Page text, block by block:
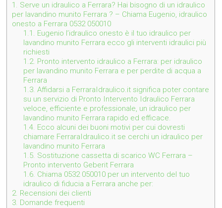
1. Serve un idraulico a Ferrara? Hai bisogno di un idraulico
per lavandino munito Ferrara ? – Chiama Eugenio, idraulico
onesto a Ferrara 0532 050010
1.1. Eugenio l’idraulico onesto è il tuo idraulico per
lavandino munito Ferrara ecco gli interventi idraulici più
richiesti
1.2. Pronto intervento idraulico a Ferrara: per idraulico
per lavandino munito Ferrara e per perdite di acqua a
Ferrara
1.3. Affidarsi a FerraraIdraulico.it significa poter contare
su un servizio di Pronto Intervento Idraulico Ferrara
veloce, efficiente e professionale, un idraulico per
lavandino munito Ferrara rapido ed efficace.
1.4. Ecco alcuni dei buoni motivi per cui dovresti
chiamare FerraraIdraulico.it se cerchi un idraulico per
lavandino munito Ferrara
1.5. Sostituzione cassetta di scarico WC Ferrara –
Pronto intervento Geberit Ferrara
1.6. Chiama 0532 050010 per un intervento del tuo
idraulico di fiducia a Ferrara anche per:
2. Recensioni dei clienti
3. Domande frequenti